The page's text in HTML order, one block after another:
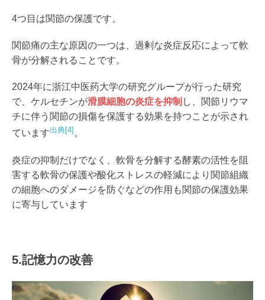
4つ目は関節の保護です。
​関節痛の主な原因の一つは、過剰な炎症反応によって軟
骨が分解されることです。
2024年に浙江中医药大学の研究グループが行った研究
で、ケルセチンが滑膜細胞の炎症を抑制 し、関節リウマ
チに伴う関節の損傷を保護する効果を持つことが示され
ています出典[4] 。
​炎症の抑制だけでなく、軟骨を分解する酵素の活性を阻
害する軟骨の保護や​酸化ストレスの軽減により関節組織
の細胞へのダメージを防ぐなどの作用も関節の保護効果
に寄与しています
5.記憶力の改善